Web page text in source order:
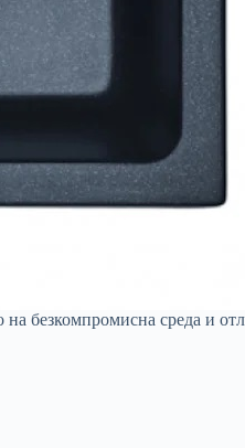
безкомпромисна среда и